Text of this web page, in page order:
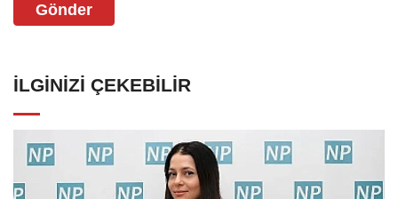
Gönder
İLGINIZI ÇEKEBILIR